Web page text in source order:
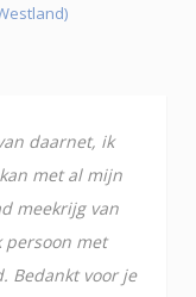
daarnet, ik
met al mijn
meekrijg van
persoon met
Bedankt voor je